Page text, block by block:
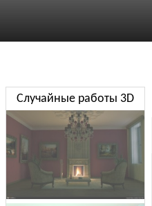
Случайные работы 3D